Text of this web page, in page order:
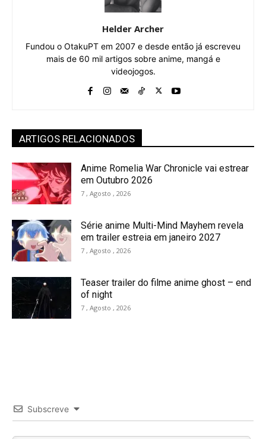
Helder Archer
Fundou o OtakuPT em 2007 e desde então já escreveu
mais de 60 mil artigos sobre anime, mangá e
videojogos.
ARTIGOS RELACIONADOS
Anime Romelia War Chronicle vai estrear
em Outubro 2026
7 , Agosto , 2026
Série anime Multi-Mind Mayhem revela
em trailer estreia em janeiro 2027
7 , Agosto , 2026
Teaser trailer do filme anime ghost – end
of night
7 , Agosto , 2026
Subscreve